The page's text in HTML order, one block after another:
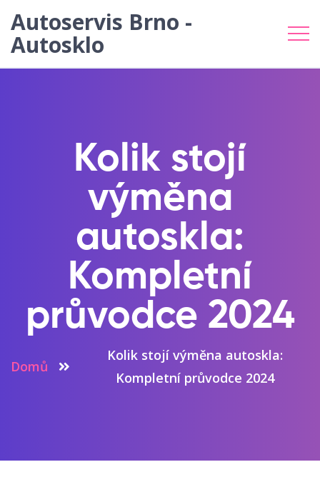
Autoservis Brno -
Autosklo
Kolik stojí
výměna
autoskla:
Kompletní
průvodce 2024
Domů
Kolik stojí výměna autoskla:
Kompletní průvodce 2024